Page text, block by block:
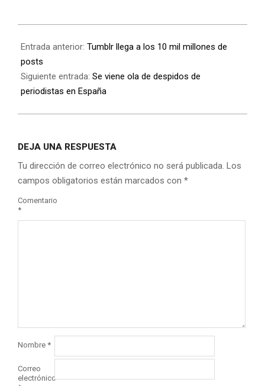
Entrada anterior: Tumblr llega a los 10 mil millones de
posts
Siguiente entrada: Se viene ola de despidos de
periodistas en España
DEJA UNA RESPUESTA
Tu dirección de correo electrónico no será publicada. Los
campos obligatorios están marcados con *
Comentario
*
Nombre *
Correo
electrónico